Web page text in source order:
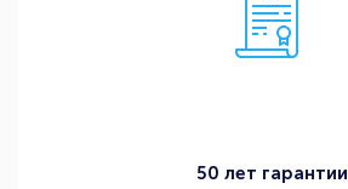
50 лет гарантии